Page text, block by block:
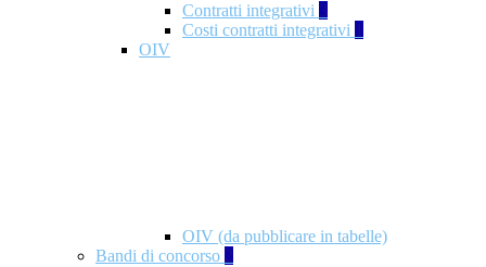
Contratti integrativi 3
Costi contratti integrativi 1
OIV
OIV (da pubblicare in tabelle)
Bandi di concorso 2